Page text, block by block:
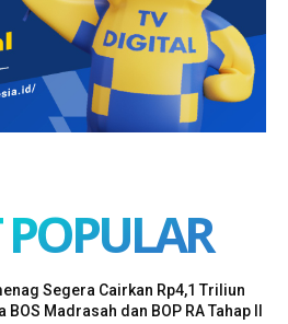
Segera Cairkan Rp4,1 Triliun
BOS Madrasah dan BOP RA Tahap II